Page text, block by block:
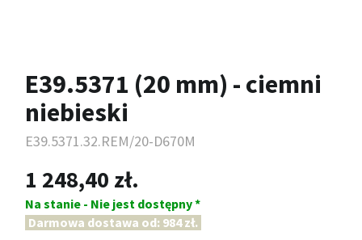
E39.5371 (20 mm) - ciemni
niebieski
E39.5371.32.REM/20-D670M
1 248,40 zł.
Na stanie - Nie jest dostępny *
Darmowa dostawa od: 984 zł.